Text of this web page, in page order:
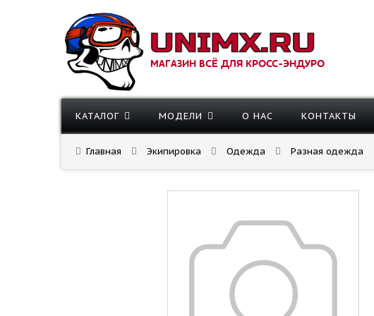
МАГАЗИН ВСЁ ДЛЯ КРОСС-ЭНДУРО
КАТАЛОГ МОДЕЛИ О НАС КОНТАКТЫ
Главная Экипировка Одежда Разная одежда